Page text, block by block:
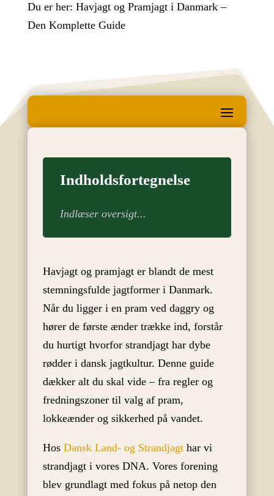
Du er her: Havjagt og Pramjagt i Danmark –
Den Komplette Guide
Indholdsfortegnelse
Indlæser oversigt...
Havjagt og pramjagt er blandt de mest
stemningsfulde jagtformer i Danmark.
Når du ligger i en pram ved daggry og
hører de første ænder trække ind, forstår
du hurtigt hvorfor strandjagt har dybe
rødder i dansk jagtkultur. Denne guide
dækker alt du skal vide – fra regler og
fredningszoner til valg af pram,
lokkeænder og sikkerhed på vandet.
Hos Dansk Land- og Strandjagthar vi
strandjagt i vores DNA. Vores forening
blev grundlagt med fokus på netop den